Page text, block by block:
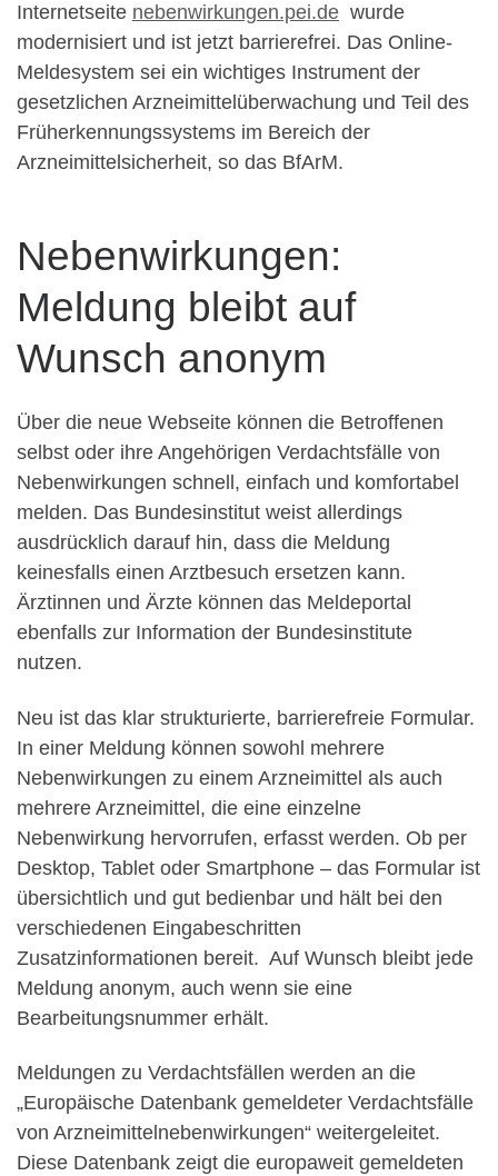
Internetseite nebenwirkungen.pei.de wurde
modernisiert und ist jetzt barrierefrei. Das Online-
Meldesystem sei ein wichtiges Instrument der
gesetzlichen Arzneimittelüberwachung und Teil des
Früherkennungssystems im Bereich der
Arzneimittelsicherheit, so das BfArM.
Nebenwirkungen:
Meldung bleibt auf
Wunsch anonym
Über die neue Webseite können die Betroffenen
selbst oder ihre Angehörigen Verdachtsfälle von
Nebenwirkungen schnell, einfach und komfortabel
melden. Das Bundesinstitut weist allerdings
ausdrücklich darauf hin, dass die Meldung
keinesfalls einen Arztbesuch ersetzen kann.
Ärztinnen und Ärzte können das Meldeportal
ebenfalls zur Information der Bundesinstitute
nutzen.
Neu ist das klar strukturierte, barrierefreie Formular.
In einer Meldung können sowohl mehrere
Nebenwirkungen zu einem Arzneimittel als auch
mehrere Arzneimittel, die eine einzelne
Nebenwirkung hervorrufen, erfasst werden. Ob per
Desktop, Tablet oder Smartphone – das Formular ist
übersichtlich und gut bedienbar und hält bei den
verschiedenen Eingabeschritten
Zusatzinformationen bereit. Auf Wunsch bleibt jede
Meldung anonym, auch wenn sie eine
Bearbeitungsnummer erhält.
Meldungen zu Verdachtsfällen werden an die
„Europäische Datenbank gemeldeter Verdachtsfälle
von Arzneimittelnebenwirkungen“ weitergeleitet.
Diese Datenbank zeigt die europaweit gemeldeten